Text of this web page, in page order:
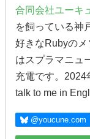
合同会社ユーキ
を飼っている神
好きなRubyのメ
はスプラマニュ
充電です。2024
talk to me in
@youcune.com